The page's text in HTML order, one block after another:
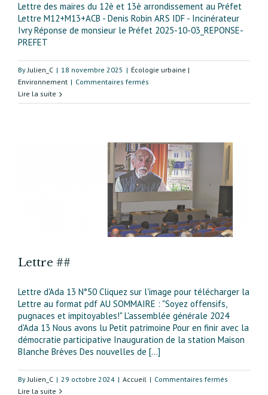
Lettre des maires du 12è et 13è arrondissement au Préfet
Lettre M12+M13+ACB - Denis Robin ARS IDF - Incinérateur
Ivry Réponse de monsieur le Préfet 2025-10-03_REPONSE-
PREFET
ByJulien_C | 18 novembre 2025 | Écologie urbaine |
Environnement | Commentaires fermés
d’Ivry
Lire la suite
Lettre ##
Lettre d'Ada 13 N°50 Cliquez sur l'image pour télécharger la
Lettre au format pdf AU SOMMAIRE : "Soyez offensifs,
pugnaces et impitoyables!" L'assemblée générale 2024
d'Ada 13 Nous avons lu Petit patrimoine Pour en finir avec la
démocratie participative Inauguration de la station Maison
Blanche Brèves Des nouvelles de [...]
By Julien_C | 29 octobre 2024 | Accueil | Commentaires fermés
Lire la suite